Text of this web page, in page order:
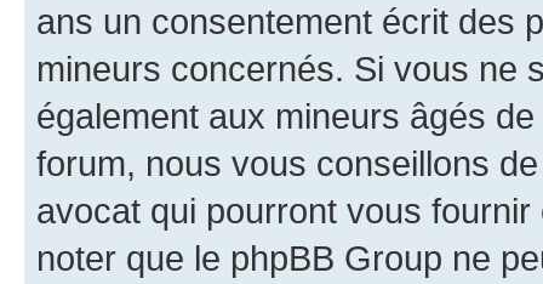
ans un consentement écrit des
mineurs concernés. Si vous ne
également aux mineurs âgés
forum, nous vous conseillons
avocat qui pourront vous
noter que le phpBB Group ne